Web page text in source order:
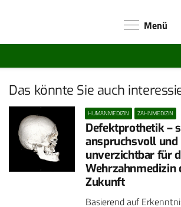
Menü
Das könnte Sie auch
HUMANMEDIZIN ZAHNMEDIZIN
Defektprothetik –
anspruchsvoll und
unverzichtbar für
Wehrzahnmedizin
Zukunft
Basierend auf